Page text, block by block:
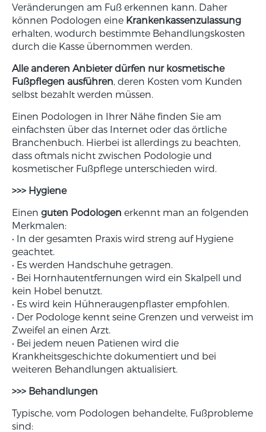
Veränderungen am Fuß erkennen kann. Daher
können Podologen eine Krankenkassenzulassung
erhalten, wodurch bestimmte Behandlungskosten
durch die Kasse übernommen werden.
Alle anderen Anbieter dürfen nur kosmetische
Fußpflegen ausführen, deren Kosten vom Kunden
selbst bezahlt werden müssen.
Einen Podologen in Ihrer Nähe finden Sie am
einfachsten über das Internet oder das örtliche
Branchenbuch. Hierbei ist allerdings zu beachten,
dass oftmals nicht zwischen Podologie und
kosmetischer Fußpflege unterschieden wird.
>>> Hygiene
Einen guten Podologen erkennt man an folgenden
Merkmalen:
• In der gesamten Praxis wird streng auf Hygiene
geachtet.
• Es werden Handschuhe getragen.
• Bei Hornhautentfernungen wird ein Skalpell und
kein Hobel benutzt.
• Es wird kein Hühneraugenpflaster empfohlen.
• Der Podologe kennt seine Grenzen und verweist im
Zweifel an einen Arzt.
• Bei jedem neuen Patienen wird die
Krankheitsgeschichte dokumentiert und bei
weiteren Behandlungen aktualisiert.
>>> Behandlungen
Typische, vom Podologen behandelte, Fußprobleme
sind: